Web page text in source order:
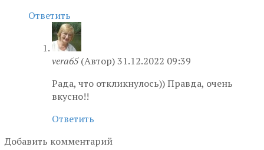
Ответить
vera65 (Автор)31.12.2022 09:39
Рада, что откликнулось)) Правда, очень
вкусно!!
Ответить
Добавить комментарий